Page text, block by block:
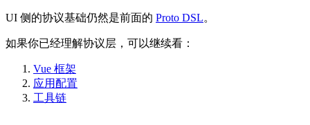
UI 侧的协议基础仍然是前面的 Proto DSL。
如果你已经理解协议层，可以继续看：
Vue 框架
应用配置
工具链